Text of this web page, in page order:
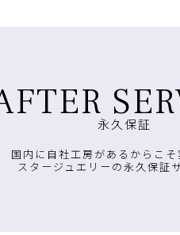
永久保証
国内に自社工房があるからこそ
スタージュエリーの永久保証